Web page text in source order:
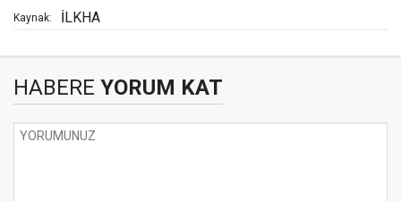
Kaynak: İLKHA
HABERE YORUM KAT